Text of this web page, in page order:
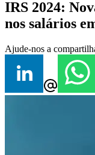
IRS 2024:
nos salários
Ajude-nos a